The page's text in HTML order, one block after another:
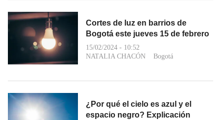
Cortes de luz en barrios de
Bogotá este jueves 15 de febrero
15/02/2024 - 10:52
NATALIA CHACÓN
Bogotá
¿Por qué el cielo es azul y el
espacio negro? Explicación